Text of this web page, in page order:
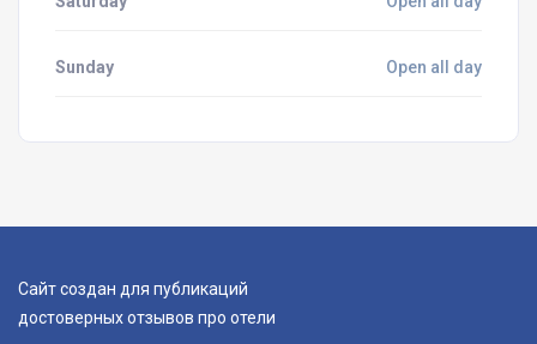
Sunday Open all day
Сайт создан для публикаций
достоверных отзывов про отели